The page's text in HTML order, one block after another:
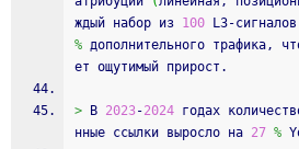
ждый набор из 100
% дополнительного трафика,
ет ощутимый прирост.
> В 2023‑2024 годах
нные ссылки выросло на 27 %